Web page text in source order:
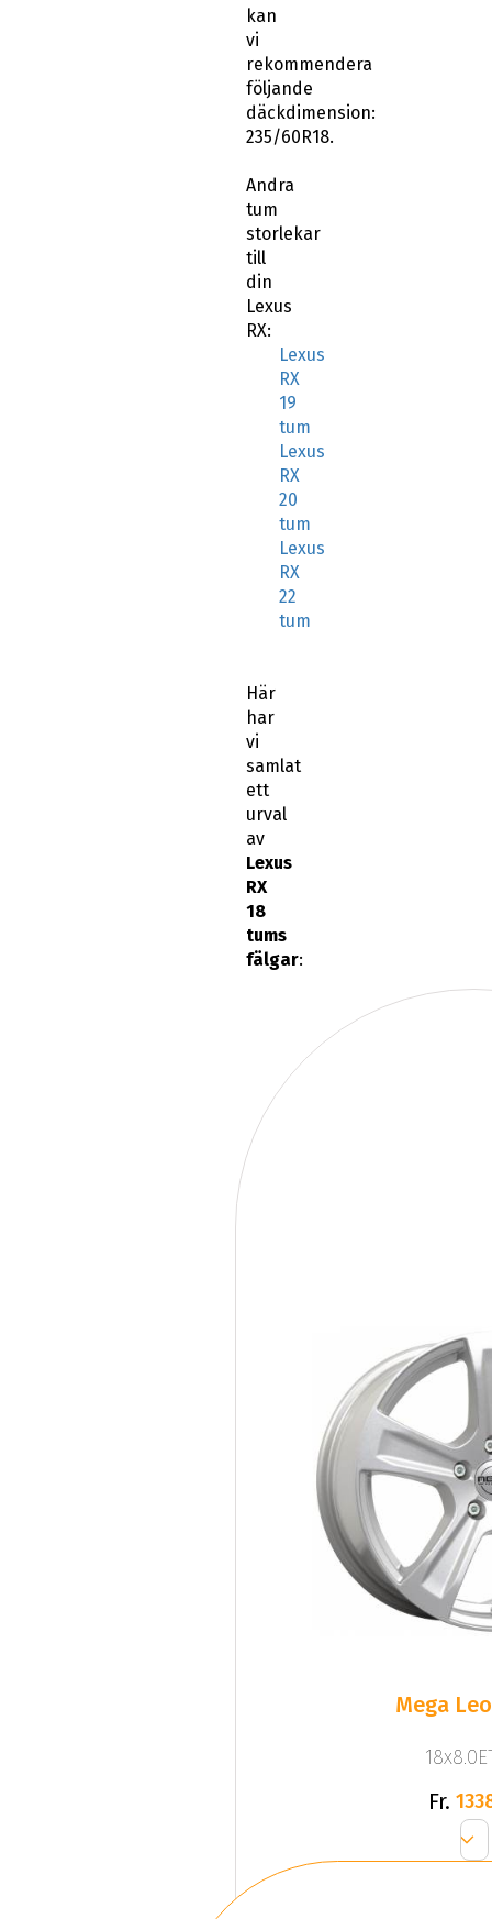
kan
vi
rekommendera
följande
däckdimension:
235/60R18.
Andra
tum
storlekar
till
din
Lexus
RX:
Lexus
RX
19
tum
Lexus
RX
20
tum
Lexus
RX
22
tum
Här
har
vi
samlat
ett
urval
av
Lexus
RX
18
tums
fälgar:
Mega
Fr.